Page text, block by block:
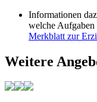
Informationen
welche Aufgaben
Merkblatt zur
Weitere